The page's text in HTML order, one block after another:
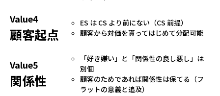
Value4
顧客起点
ES は CS より前にない（CS 前提）
顧客から対価を貰ってはじめて分配可能
Value5
関係性
「好き嫌い」と「関係性の良し悪し」は
別個
顧客のためであれば関係性は保てる（フ
ラットの意義と追及）